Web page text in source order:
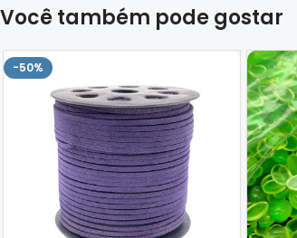
Você também pode gostar
-50%